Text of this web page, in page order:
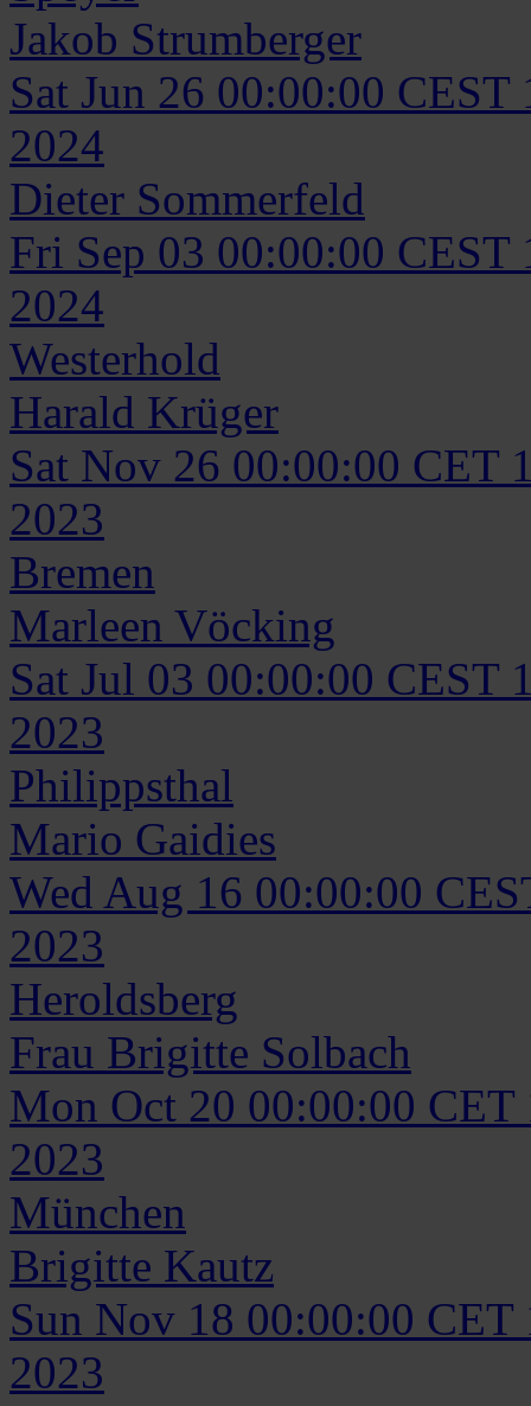
Jakob Strumberger
Sat Jun 26 00:00:00 CEST
2024
Dieter Sommerfeld
Fri Sep 03 00:00:00 CEST
2024
Westerhold
Harald Krüger
Sat Nov 26 00:00:00 CET
2023
Bremen
Marleen Vöcking
Sat Jul 03 00:00:00 CEST
2023
Philippsthal
Mario Gaidies
Wed Aug 16 00:00:00
2023
Heroldsberg
Frau Brigitte Solbach
Mon Oct 20 00:00:00 CET
2023
München
Brigitte Kautz
Sun Nov 18 00:00:00 CET
2023